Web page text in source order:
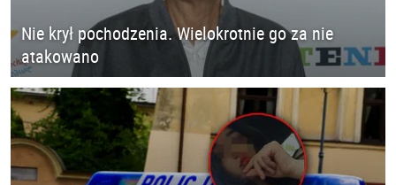
Nie krył pochodzenia. Wielokrotnie go za nie
atakowano